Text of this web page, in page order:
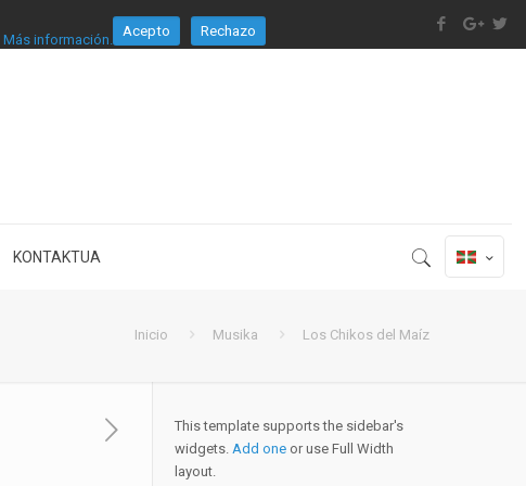
KONTAKTUA
Inicio Musika Los Chikos del Maíz
This template supports the sidebar's
widgets. Add oneor use Full Width
layout.
Más información. Acepto Rechazo